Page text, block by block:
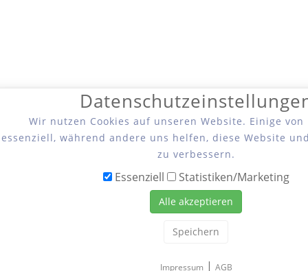
Wir nutzen Cookies auf unseren Website. Einige
essenziell, während andere uns helfen, diese Website
zu verbessern.
Essenziell Statistiken/Marketing
Alle akzeptieren
Speichern
Impressum| AGB